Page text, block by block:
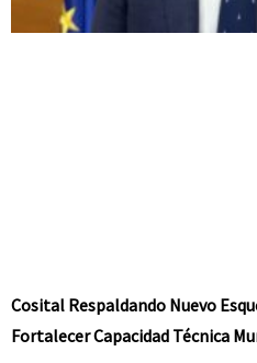
Cosital Respaldando Nuevo
Fortalecer Capacidad Técnica